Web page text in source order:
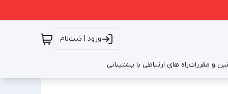
ورود | ثبت‌نام
و مقرراتراه های ارتباطی با پشتیبانی